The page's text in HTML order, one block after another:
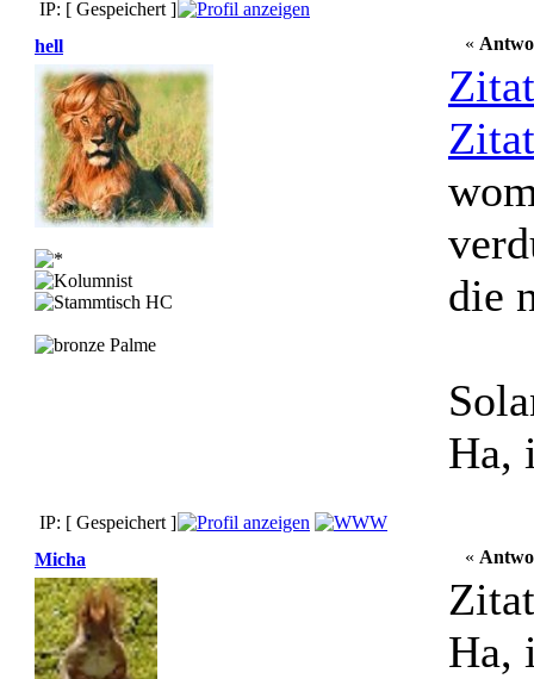
IP: [ Gespeichert ]
hell
«
die
Ha,
IP: [ Gespeichert ]
Micha
«
Zitat
Ha,